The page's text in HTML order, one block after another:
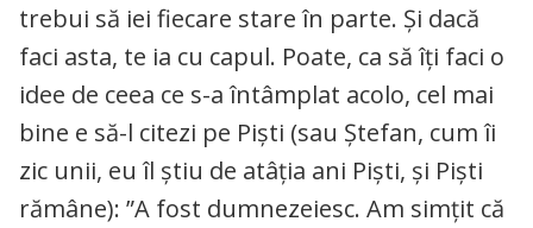
trebui să iei fiecare stare în parte. Și dacă
faci asta, te ia cu capul. Poate, ca să îți faci o
idee de ceea ce s-a întâmplat acolo, cel mai
bine e să-l citezi pe Piști (sau Ștefan, cum îi
zic unii, eu îl știu de atâția ani Piști, și Piști
rămâne): ”A fost dumnezeiesc. Am simțit că